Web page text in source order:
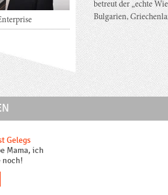
betreut der „echte
Bulgarien,
Gelegs
Mama, ich
noch!